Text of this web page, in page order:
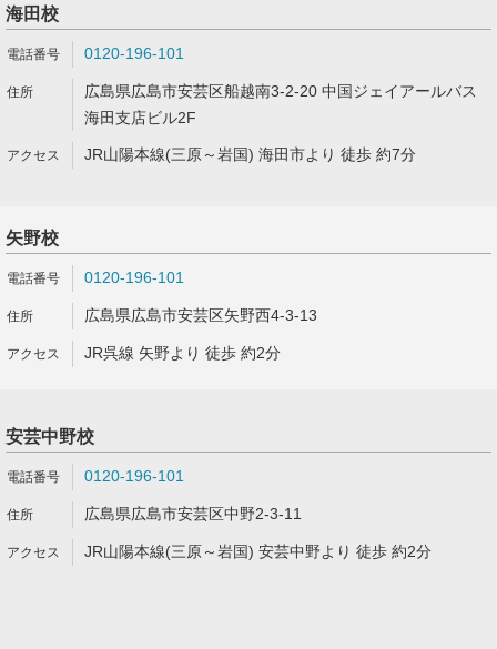
海田校
0120-196-101
広島県広島市安芸区船越南3-2-20 中国ジェイアールバス
海田支店ビル2F
JR山陽本線(三原～岩国) 海田市より 徒歩 約7分
矢野校
0120-196-101
広島県広島市安芸区矢野西4-3-13
JR呉線 矢野より 徒歩 約2分
安芸中野校
0120-196-101
広島県広島市安芸区中野2-3-11
JR山陽本線(三原～岩国) 安芸中野より 徒歩 約2分